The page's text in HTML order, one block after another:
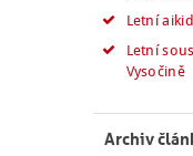
Letní
Letní
Vysočině
Archiv